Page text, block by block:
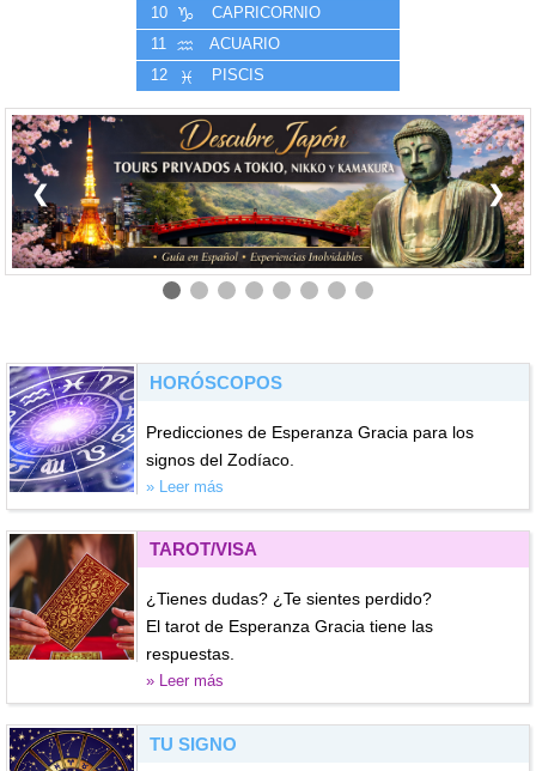
10
CAPRICORNIO
11
ACUARIO
12
PISCIS
❮ ❯
HORÓSCOPOS
Predicciones de Esperanza Gracia para los
signos del Zodíaco.
» Leer más
TAROT/VISA
¿Tienes dudas? ¿Te sientes perdido?
El tarot de Esperanza Gracia tiene las
respuestas.
» Leer más
TU SIGNO